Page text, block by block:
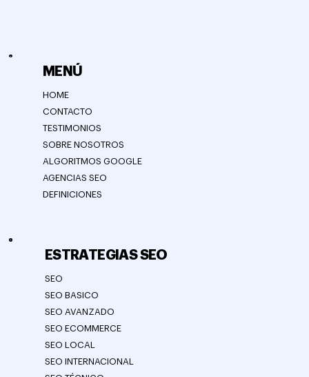
MENÚ
HOME
CONTACTO
TESTIMONIOS
SOBRE NOSOTROS
ALGORITMOS GOOGLE
AGENCIAS SEO
DEFINICIONES
ESTRATEGIAS SEO
SEO
SEO BASICO
SEO AVANZADO
SEO ECOMMERCE
SEO LOCAL
SEO INTERNACIONAL